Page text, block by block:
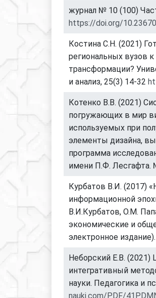
журнал № 10 (100)
https://doi.org/
Костина С.Н. (2021)
региональных вузов
трансформации?
и анализ, 25(3) 14-32
Котенко В.В. (2021)
погружающих в мир
используемых при
элементы дизайна,
программа
имени П.Ф. Лесгафта.
Курбатов В.И. (2017)
информационной
В.И.Курбатов, О.М.
экономические и
электронное
Неборский Е.В.
интегративный
науки. Педагогика и
nauki.com/PDF/